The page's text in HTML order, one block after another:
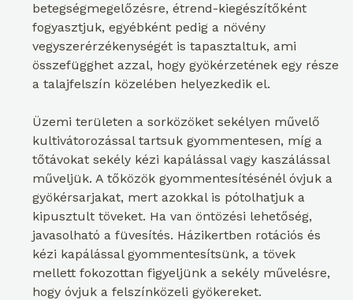
betegségmegelőzésre, étrend-kiegészítőként
fogyasztjuk, egyébként pedig a növény
vegyszerérzékenységét is tapasztaltuk, ami
összefügghet azzal, hogy gyökérzetének egy része
a talajfelszín közelében helyezkedik el.
Üzemi területen a sorközöket sekélyen művelő
kultivátorozással tartsuk gyommentesen, míg a
tőtávokat sekély kézi kapálással vagy kaszálással
műveljük. A tőközök gyommentesítésénél óvjuk a
gyökérsarjakat, mert azokkal is pótolhatjuk a
kipusztult töveket. Ha van öntözési lehetőség,
javasolható a füvesítés. Házikertben rotációs és
kézi kapálással gyommentesítsünk, a tövek
mellett fokozottan figyeljünk a sekély művelésre,
hogy óvjuk a felszínközeli gyökereket.